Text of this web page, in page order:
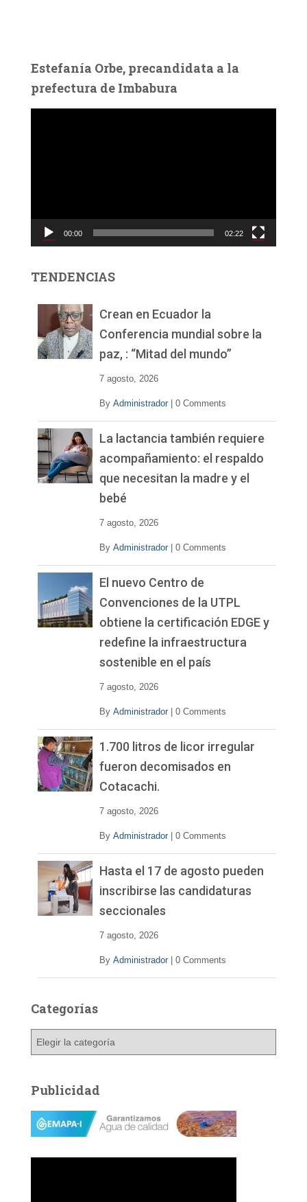
Estefanía Orbe, precandidata a la
prefectura de Imbabura
c
d
00:00 02:22
TENDENCIAS
Crean en Ecuador la
Conferencia mundial sobre la
paz, : “Mitad del mundo”
7 agosto, 2026
By Administrador 0 Comments
La lactancia también requiere
acompañamiento: el respaldo
que necesitan la madre y el
bebé
7 agosto, 2026
By Administrador 0 Comments
El nuevo Centro de
Convenciones de la UTPL
obtiene la certificación EDGE y
redefine la infraestructura
sostenible en el país
7 agosto, 2026
By Administrador 0 Comments
1.700 litros de licor irregular
fueron decomisados en
Cotacachi.
7 agosto, 2026
By Administrador 0 Comments
Hasta el 17 de agosto pueden
inscribirse las candidaturas
seccionales
7 agosto, 2026
By Administrador 0 Comments
Categorías
g
o
a
Publicidad